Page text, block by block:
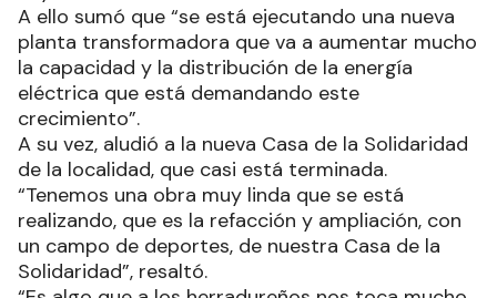
A ello sumó que “se está ejecutando una nueva
planta transformadora que va a aumentar mucho
la capacidad y la distribución de la energía
eléctrica que está demandando este
crecimiento”.
A su vez, aludió a la nueva Casa de la Solidaridad
de la localidad, que casi está terminada.
“Tenemos una obra muy linda que se está
realizando, que es la refacción y ampliación, con
un campo de deportes, de nuestra Casa de la
Solidaridad”, resaltó.